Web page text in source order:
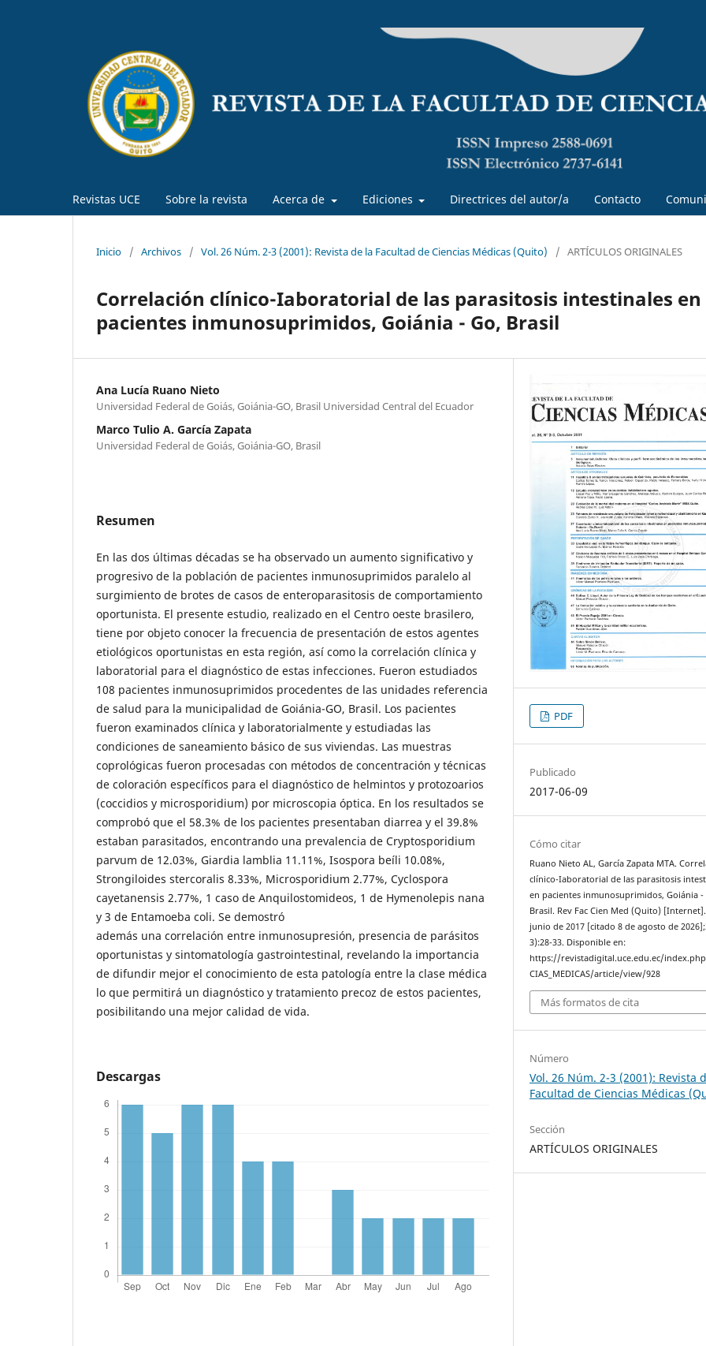
Revistas UCE Sobre la revista Acerca de Ediciones Directrices del autor/a Contacto
Inicio / Archivos / Vol. 26 Núm. 2-3 (2001): Revista de la Facultad de Ciencias Médicas (Quito) / ARTÍCULOS ORIGINALES
Correlación clínico-Iaboratorial de las parasitosis intestinales en
pacientes inmunosuprimidos, Goiánia - Go, Brasil
Ana Lucía Ruano Nieto
Universidad Federal de Goiás, Goiánia-GO, Brasil Universidad Central del Ecuador
Marco Tulio A. García Zapata
Universidad Federal de Goiás, Goiánia-GO, Brasil
Resumen
En las dos últimas décadas se ha observado un aumento significativo y
progresivo de la población de pacientes inmunosuprimidos paralelo al
surgimiento de brotes de casos de enteroparasitosis de comportamiento
oportunista. El presente estudio, realizado en el Centro oeste brasilero,
tiene por objeto conocer la frecuencia de presentación de estos agentes
etiológicos oportunistas en esta región, así como la correlación clínica y
laboratorial para el diagnóstico de estas infecciones. Fueron estudiados
108 pacientes inmunosuprimidos procedentes de las unidades referencia
de salud para la municipalidad de Goiánia-GO, Brasil. Los pacientes
fueron examinados clínica y laboratorialmente y estudiadas las
condiciones de saneamiento básico de sus viviendas. Las muestras
coprológicas fueron procesadas con métodos de concentración y técnicas
de coloración específicos para el diagnóstico de helmintos y protozoarios
(coccidios y microsporidium) por microscopia óptica. En los resultados se
comprobó que el 58.3% de los pacientes presentaban diarrea y el 39.8%
estaban parasitados, encontrando una prevalencia de Cryptosporidium
parvum de 12.03%, Giardia lamblia 11.11%, Isospora beíli 10.08%,
Strongiloides stercoralis 8.33%, Microsporidium 2.77%, Cyclospora
cayetanensis 2.77%, 1 caso de Anquilostomideos, 1 de Hymenolepis nana
y 3 de Entamoeba coli. Se demostró
además una correlación entre inmunosupresión, presencia de parásitos
oportunistas y sintomatología gastrointestinal, revelando la importancia
de difundir mejor el conocimiento de esta patología entre la clase médica
lo que permitirá un diagnóstico y tratamiento precoz de estos pacientes,
posibilitando una mejor calidad de vida.
Descargas
PDF
Publicado
2017-06-09
Cómo citar
Ruano Nieto AL, García Zapata MTA.
clínico-Iaboratorial de las parasitosis
en pacientes inmunosuprimidos, Goiánia -
Brasil. Rev Fac Cien Med (Quito)
junio de 2017 [citado 8 de agosto de
3):28-33. Disponible en:
https://revistadigital.uce.edu.ec/
CIAS_MEDICAS/article/view/928
Más formatos de cita
Número
Vol. 26 Núm. 2-3 (2001): Revista
Facultad de Ciencias Médicas
Sección
ARTÍCULOS ORIGINALES